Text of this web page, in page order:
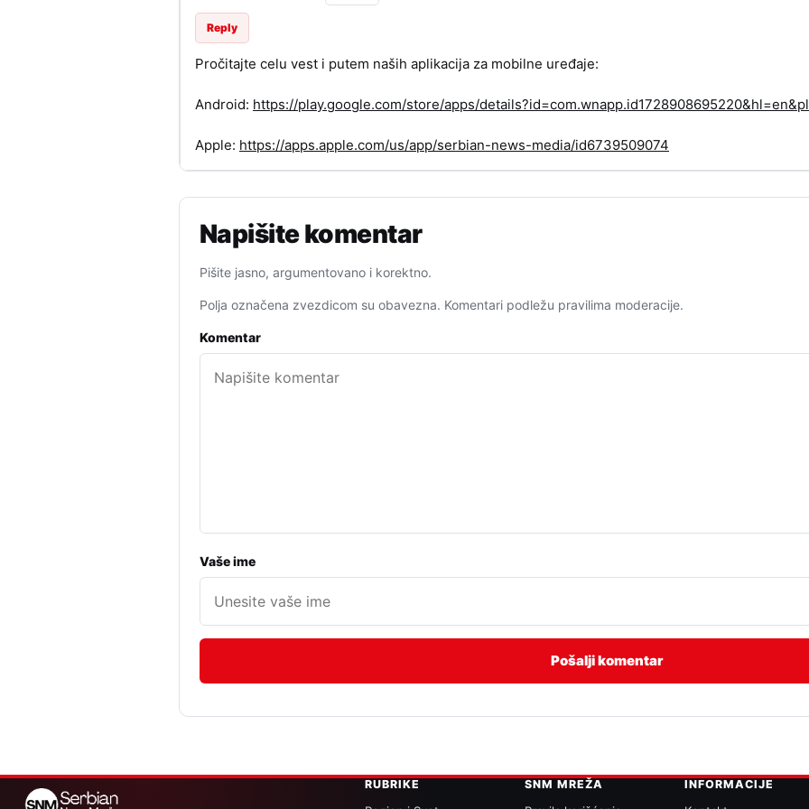
Reply
Pročitajte celu vest i putem naših aplikacija za mobilne uređaje:
Android: https://play.google.com/store/apps/
Apple: https://apps.apple.com/us/app/serbian-news-media/id6739509074
Napišite komentar
Pišite jasno, argumentovano i korektno.
Polja označena zvezdicom su obavezna. Komentari podležu pravilima moderacije.
Komentar
Vaše ime
RUBRIKE SNM MREŽA INFORMACIJE